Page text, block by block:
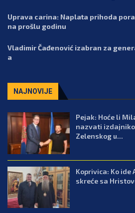
Uprava carina: Naplata prihoda
na prošlu godinu
Vladimir Čađenović izabran za
a
NAJNOVIJE
Pejak: Hoće li
nazvati
Zelenskog u...
Koprivica: Ko ide
skreće sa